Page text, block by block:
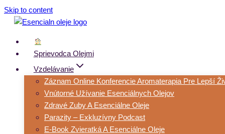
Skip to content
Sprievodca Olejmi
Vzdelávanie
Záznam Online Konferencie Aromaterapia Pre Lepší
Vnútorné Užívanie Esenciálnych Olejov
Zdravé Zuby A Esenciálne Oleje
Parazity – Exkluzívny Podcast
E-Book Zvieratká A Esenciálne Oleje